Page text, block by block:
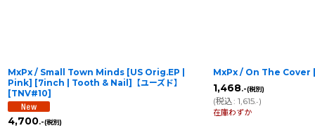
MxPx / Small Town Minds [US Orig.EP |
Pink] [7inch | Tooth & Nail]【ユーズド】
[TNV#10]
4,700.-(税別)
MxPx / On The Cover
1,468.-(税別)
(税込: 1,615.-)
在庫わずか